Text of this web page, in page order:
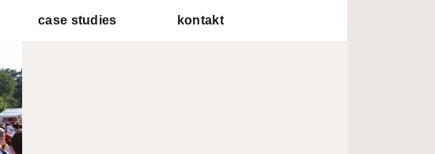
case studies kontakt